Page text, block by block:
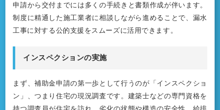
申請から交付までには多くの手続きと書類作成が伴います。
制度に精通した施工業者に相談しながら進めることで、漏水
工事に対する公的支援をスムーズに活用できます。
インスペクションの実施
まず、補助金申請の第一歩として行うのが「インスペクショ
ン」、つまり住宅の現況調査です。建築士などの専門資格を
持つ調査員が住宅を訪れ、劣化の状態や構造の安全性、給排